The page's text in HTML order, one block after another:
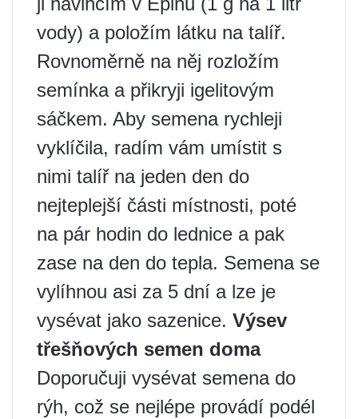
vody) a položím látku na talíř.
Rovnoměrně na něj rozložím
semínka a přikryji igelitovým
sáčkem. Aby semena rychleji
vyklíčila, radím vám umístit s
nimi talíř na jeden den do
nejteplejší části místnosti, poté
na pár hodin do lednice a pak
zase na den do tepla. Semena se
vylíhnou asi za 5 dní a lze je
vysévat jako sazenice. Výsev
třešňových semen doma
Doporučuji vysévat semena do
rýh, což se nejlépe provádí podél